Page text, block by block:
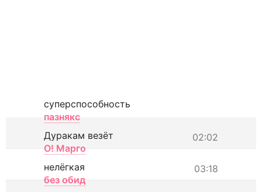
суперспособность
пазнякс
02:02
Дуракам везёт
О! Марго
03:18
нелёгкая
без обид